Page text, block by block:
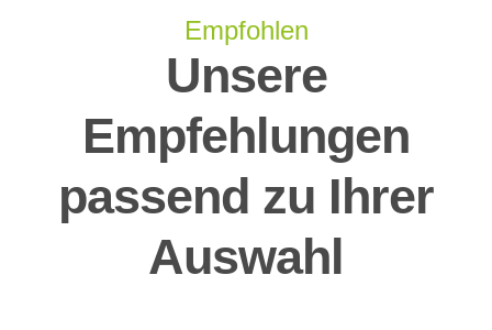
Empfohlen
Unsere
Empfehlungen
passend zu Ihrer
Auswahl